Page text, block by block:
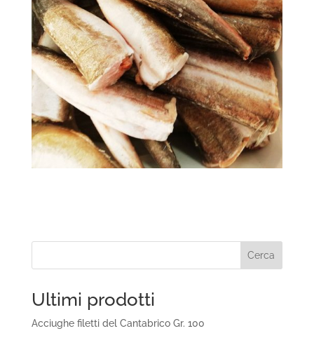
Cerca
Ultimi prodotti
Acciughe filetti del Cantabrico Gr. 100